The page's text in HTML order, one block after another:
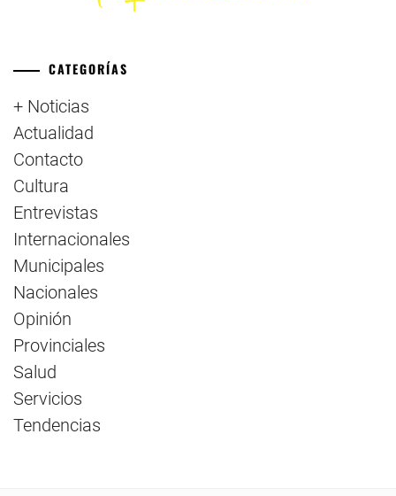
CATEGORÍAS
+ Noticias
Actualidad
Contacto
Cultura
Entrevistas
Internacionales
Municipales
Nacionales
Opinión
Provinciales
Salud
Servicios
Tendencias